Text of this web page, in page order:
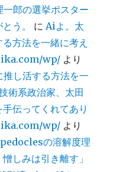
郎の選挙ポスター
う。
にAiよ。太
方法を一緒に考え
wp/ より
し活する方法を一
術系政治家、太田
伝ってくれてあり
wp/ より
の溶解度理
しみは引き離す」